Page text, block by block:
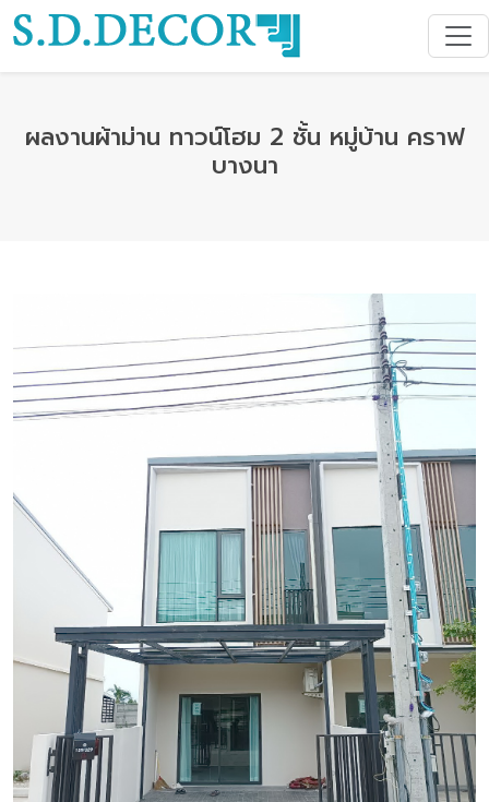
ผลงานผ้าม่าน ทาวน์โฮม 2 ชั้น หมู่บ้าน คราฟ
บางนา